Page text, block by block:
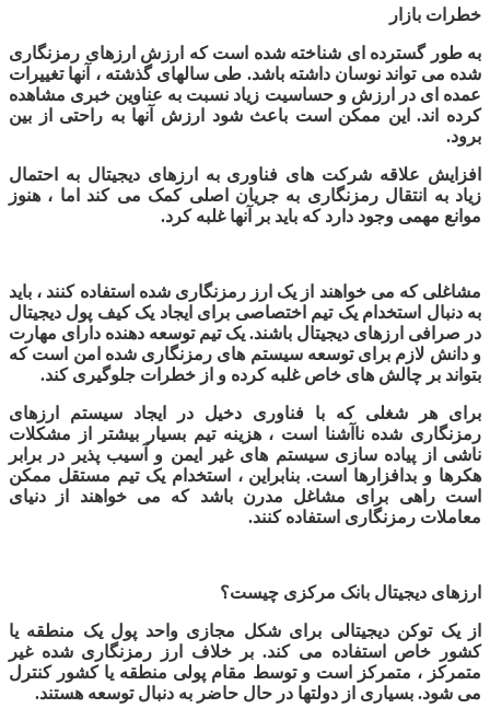
خطرات بازار
به طور گسترده ای شناخته شده است که ارزش ارزهای رمزنگاری
شده می تواند نوسان داشته باشد. طی سالهای گذشته ، آنها تغییرات
عمده ای در ارزش و حساسیت زیاد نسبت به عناوین خبری مشاهده
کرده اند. این ممکن است باعث شود ارزش آنها به راحتی از بین
برود.
افزایش علاقه شرکت های فناوری به ارزهای دیجیتال به احتمال
زیاد به انتقال رمزنگاری به جریان اصلی کمک می کند اما ، هنوز
موانع مهمی وجود دارد که باید بر آنها غلبه کرد.
مشاغلی که می خواهند از یک ارز رمزنگاری شده استفاده کنند ، باید
به دنبال استخدام یک تیم اختصاصی برای ایجاد یک کیف پول دیجیتال
در صرافی ارزهای دیجیتال باشند. یک تیم توسعه دهنده دارای مهارت
و دانش لازم برای توسعه سیستم های رمزنگاری شده امن است که
بتواند بر چالش های خاص غلبه کرده و از خطرات جلوگیری کند.
برای هر شغلی که با فناوری دخیل در ایجاد سیستم ارزهای
رمزنگاری شده ناآشنا است ، هزینه تیم بسیار بیشتر از مشکلات
ناشی از پیاده سازی سیستم های غیر ایمن و آسیب پذیر در برابر
هکرها و بدافزارها است. بنابراین ، استخدام یک تیم مستقل ممکن
است راهی برای مشاغل مدرن باشد که می خواهند از دنیای
معاملات رمزنگاری استفاده کنند.
ارزهای دیجیتال بانک مرکزی چیست؟
از یک توکن دیجیتالی برای شکل مجازی واحد پول یک منطقه یا
کشور خاص استفاده می کند. بر خلاف ارز رمزنگاری شده غیر
متمرکز ، متمرکز است و توسط مقام پولی منطقه یا کشور کنترل
می شود. بسیاری از دولتها در حال حاضر به دنبال توسعه هستند.